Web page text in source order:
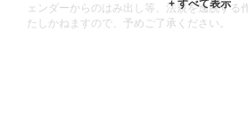
ェンダーからのはみ出し等、法規を逸脱する
たしかねますので、予めご了承ください。